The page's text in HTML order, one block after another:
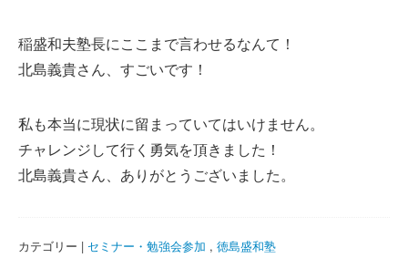
稲盛和夫塾長にここまで言わせるなんて！
北島義貴さん、すごいです！
私も本当に現状に留まっていてはいけません。
チャレンジして行く勇気を頂きました！
北島義貴さん、ありがとうございました。
カテゴリー | セミナー・勉強会参加 , 徳島盛和塾